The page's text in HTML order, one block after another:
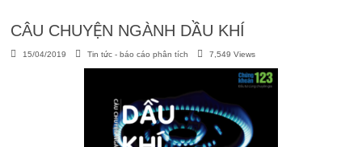
CÂU CHUYỆN NGÀNH DẦU KHÍ
15/04/2019 Tin tức - báo cáo phân tích 7,549 Views